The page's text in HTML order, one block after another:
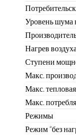
Уровень шума
Нагрев
Ступени
Макс.
Макс.
Макс.
Режимы
Режим “без